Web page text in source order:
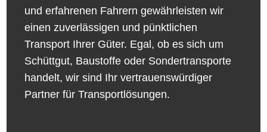
und erfahrenen Fahrern gewährleisten wir
einen zuverlässigen und pünktlichen
Transport Ihrer Güter. Egal, ob es sich um
Schüttgut, Baustoffe oder Sondertransporte
handelt, wir sind Ihr vertrauenswürdiger
Partner für Transportlösungen.